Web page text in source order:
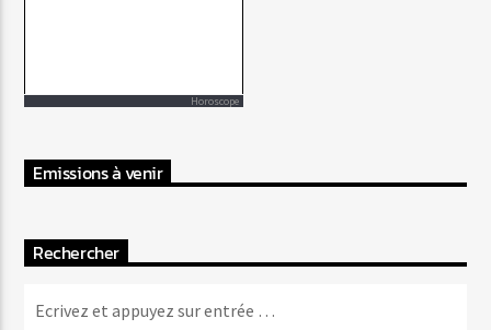
Horoscope
Emissions à venir
Rechercher